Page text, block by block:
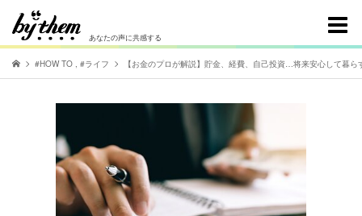
あなたの声に共感する
#HOW TO , #ライフ 【お金のプロが解説】貯金、経費、自己投資…将来安心して暮